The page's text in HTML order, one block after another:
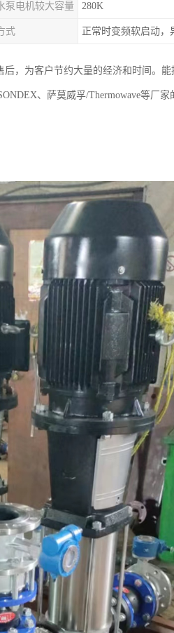
泵电机较大容量 280K
式 正常时变频软启动
，为客户节约大量的经济和时间。能
、萨莫威孚/Thermowave等厂家